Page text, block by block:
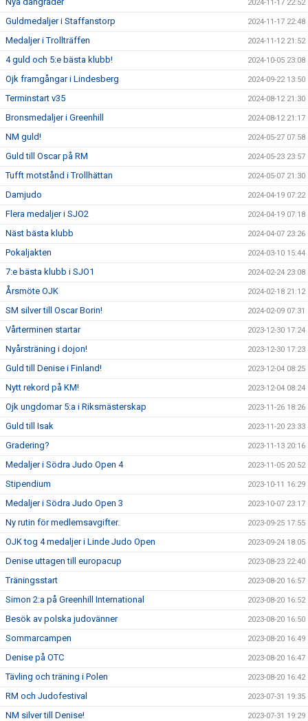
2024-11-17 22:52
Guldmedaljer i Staffanstorp 2024-11-17 22:48
Medaljer i Trollträffen 2024-11-12 21:52
4 guld och 5:e bästa klubb! 2024-10-05 23:08
Ojk framgångar i Lindesberg 2024-09-22 13:50
Terminstart v35 2024-08-12 21:30
Bronsmedaljer i Greenhill 2024-08-12 21:17
NM guld! 2024-05-27 07:58
Guld till Oscar på RM 2024-05-23 23:57
Tufft motstånd i Trollhättan 2024-05-07 21:30
Damjudo 2024-04-19 07:22
Flera medaljer i SJO2 2024-04-19 07:18
Näst bästa klubb 2024-04-07 23:26
Pokaljakten 2024-03-10 15:44
7:e bästa klubb i SJO1 2024-02-24 23:08
Årsmöte OJK 2024-02-18 21:12
SM silver till Oscar Borin! 2024-02-09 07:31
Vårterminen startar 2023-12-30 17:24
Nyårsträning i dojon! 2023-12-30 17:23
Guld till Denise i Finland! 2023-12-04 08:25
Nytt rekord på KM! 2023-12-04 08:24
Ojk ungdomar 5:a i Riksmästerskap 2023-11-26 18:26
Guld till Isak 2023-11-20 23:33
Gradering? 2023-11-13 20:16
Medaljer i Södra Judo Open 4 2023-11-05 20:52
Stipendium 2023-10-11 16:29
Medaljer i Södra Judo Open 3 2023-10-07 23:17
Ny rutin för medlemsavgifter. 2023-09-25 17:55
OJK tog 4 medaljer i Linde Judo Open 2023-09-24 18:05
Denise uttagen till europacup 2023-08-23 22:40
Träningsstart 2023-08-20 16:57
Simon 2:a på Greenhill International 2023-08-20 16:52
Besök av polska judovänner 2023-08-20 16:50
Sommarcampen 2023-08-20 16:49
Denise på OTC 2023-08-20 16:47
Tävling och träning i Polen 2023-08-20 16:42
RM och Judofestival 2023-07-31 19:35
NM silver till Denise! 2023-07-31 19:29